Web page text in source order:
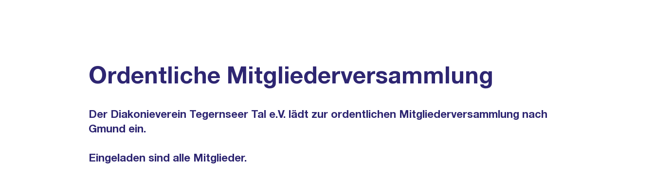
Ordentliche Mitgliederversammlung
Der Diakonieverein Tegernseer Tal e.V. lädt zur ordentlichen Mitgliederversammlung nach
Gmund ein.
​Eingeladen sind alle Mitglieder.